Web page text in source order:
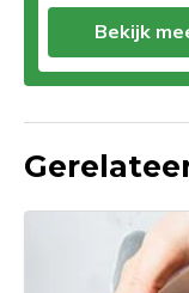
Bekijk